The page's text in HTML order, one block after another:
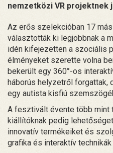
nemzetközi VR projektnek
Az erős szelekcióban 17
választották ki legjobbnak a
idén kifejezetten a szociális
élményeket szerette volna
bekerült egy 360°-os
háborús helyzetről forgattak,
egy autista kisfiú
A fesztivált évente több mint
kiállítóknak pedig
innovatív termékeiket és
grafika és interaktív technikák